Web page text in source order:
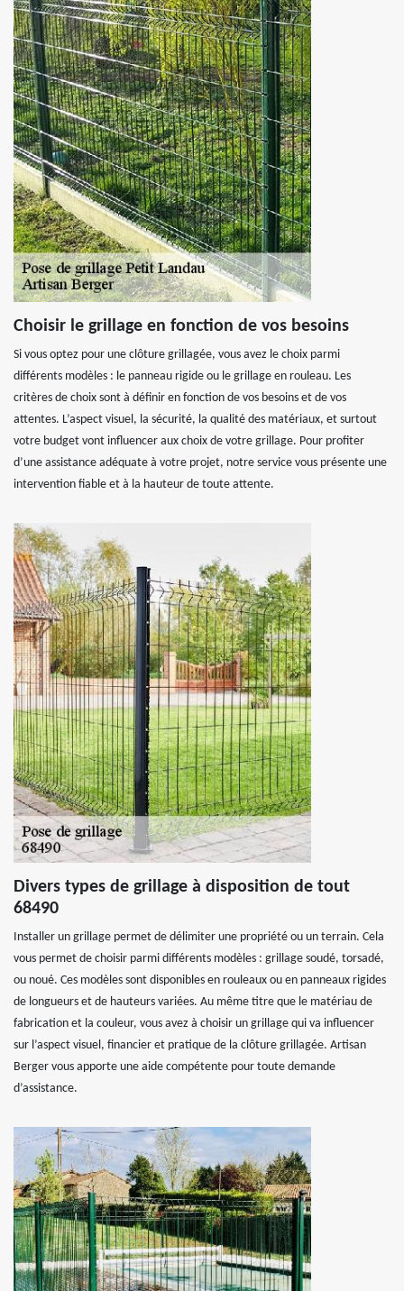
Choisir le grillage en fonction de vos besoins
Si vous optez pour une clôture grillagée, vous avez le choix parmi
différents modèles : le panneau rigide ou le grillage en rouleau. Les
critères de choix sont à définir en fonction de vos besoins et de vos
attentes. L’aspect visuel, la sécurité, la qualité des matériaux, et surtout
votre budget vont influencer aux choix de votre grillage. Pour profiter
d’une assistance adéquate à votre projet, notre service vous présente une
intervention fiable et à la hauteur de toute attente.
Divers types de grillage à disposition de tout
68490
Installer un grillage permet de délimiter une propriété ou un terrain. Cela
vous permet de choisir parmi différents modèles : grillage soudé, torsadé,
ou noué. Ces modèles sont disponibles en rouleaux ou en panneaux rigides
de longueurs et de hauteurs variées. Au même titre que le matériau de
fabrication et la couleur, vous avez à choisir un grillage qui va influencer
sur l’aspect visuel, financier et pratique de la clôture grillagée. Artisan
Berger vous apporte une aide compétente pour toute demande
d’assistance.